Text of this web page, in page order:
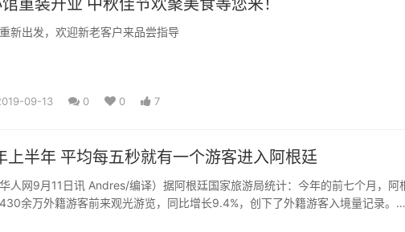
重装开业 中秋佳节欢聚美食等您来！
新出发，欢迎新老客户来品尝指导
09-13 0 0 7
上半年 平均每五秒就有一个游客进入阿根廷
编译）据阿根廷国家旅游局统计：今年的前七个月，阿根
余万外籍游客前来观光游览，同比增长9.4%，创下了外籍游客入境量记录。这